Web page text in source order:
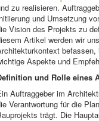
zu realisieren.
und Umsetzung
Vision des Projekts zu
Artikel werden wir
befassen,
Aspekte und
und Rolle eines
Auftraggeber im
Verantwortung für die
trägt. Die